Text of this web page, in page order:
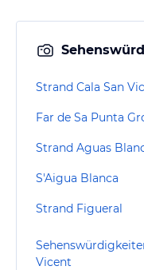
Strand Cala San
Far de Sa Punta
Strand Aguas
S'Aigua Blanca
Strand Figueral
Vicent